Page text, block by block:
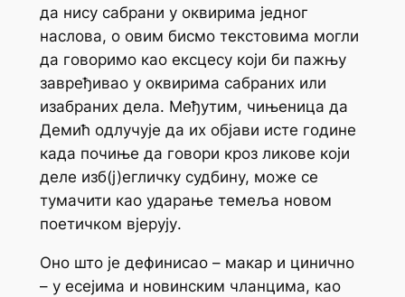
да нису сабрани у оквирима једног
наслова, о овим бисмо текстовима могли
да говоримо као ексцесу који би пажњу
завређивао у оквирима сабраних или
изабраних дела. Међутим, чињеница да
Демић одлучује да их објави исте године
када почиње да говори кроз ликове који
деле изб(ј)егличку судбину, може се
тумачити као ударање темеља новом
поетичком вјерују.
Оно што је дефинисао – макар и цинично
– у есејима и новинским чланцима, као